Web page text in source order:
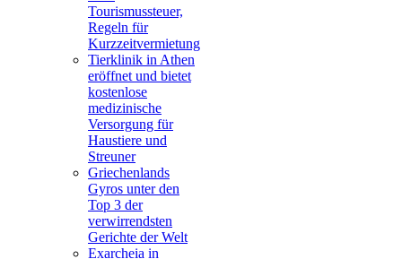
Tourismussteuer,
Regeln für
Kurzzeitvermietung
Tierklinik in Athen
eröffnet und bietet
kostenlose
medizinische
Versorgung für
Haustiere und
Streuner
Griechenlands
Gyros unter den
Top 3 der
verwirrendsten
Gerichte der Welt
Exarcheia in